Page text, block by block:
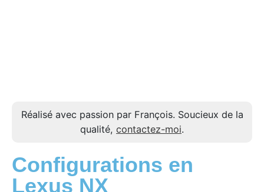
Réalisé avec passion par François. Soucieux de la
qualité, contactez-moi.
Configurations en
Lexus NX